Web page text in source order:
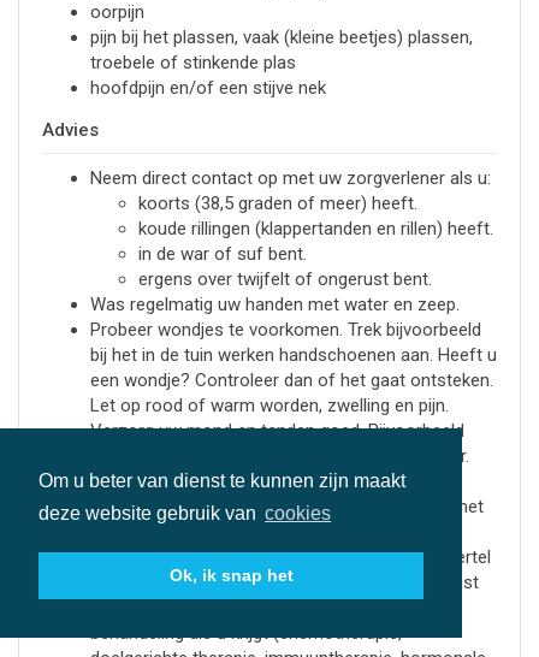
Om u beter van dienst te kunnen zijn maakt
deze website gebruik van cookies
Ok, ik snap het
oorpijn
pijn bij het plassen, vaak (kleine beetjes) plassen,
troebele of stinkende plas
hoofdpijn en/of een stijve nek
Advies
Neem direct contact op met uw zorgverlener als u:
koorts (38,5 graden of meer) heeft.
koude rillingen (klappertanden en rillen) heeft.
in de war of suf bent.
ergens over twijfelt of ongerust bent.
Was regelmatig uw handen met water en zeep.
Probeer wondjes te voorkomen. Trek bijvoorbeeld
bij het in de tuin werken handschoenen aan. Heeft u
een wondje? Controleer dan of het gaat ontsteken.
Let op rood of warm worden, zwelling en pijn.
Verzorg uw mond en tanden goed. Bijvoorbeeld
door regelmatig uw mond te spoelen met water.
Gebruik bij het tandenpoetsen een zachte
(elektrische) tandenborstel. Wees voorzichtig met
Zorg dat u regelmatig naar de tandarts gaat. Vertel
bij een bezoek aan uw tandarts of mondhygiënist
behandeling die u krijgt (chemotherapie,